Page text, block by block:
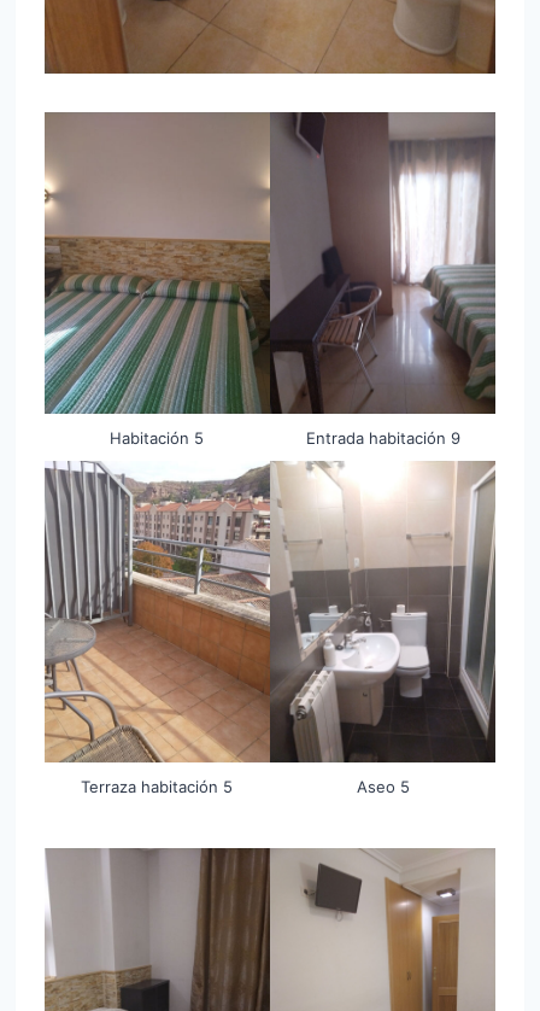
Habitación 5 Entrada habitación 9
Terraza habitación 5 Aseo 5